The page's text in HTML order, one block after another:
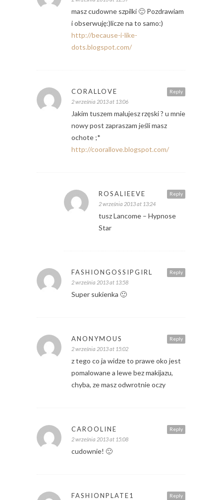
masz cudowne szpilki 🙂 Pozdrawiam
i obserwuję:)licze na to samo:)
http://because-i-like-
dots.blogspot.com/
Reply
CORALLOVE
2 września 2013 at 13:06
Jakim tuszem malujesz rzęski ? u mnie
nowy post zapraszam jeśli masz
ochote ;*
http://coorallove.blogspot.com/
Reply
ROSALIEEVE
2 września 2013 at 13:24
tusz Lancome – Hypnose
Star
Reply
FASHIONGOSSIPGIRL
2 września 2013 at 13:58
Super sukienka 🙂
Reply
ANONYMOUS
2 września 2013 at 15:02
z tego co ja widze to prawe oko jest
pomalowane a lewe bez makijazu,
chyba, ze masz odwrotnie oczy
Reply
CAROOLINE
2 września 2013 at 15:08
cudownie! 🙂
Reply
FASHIONPLATE1